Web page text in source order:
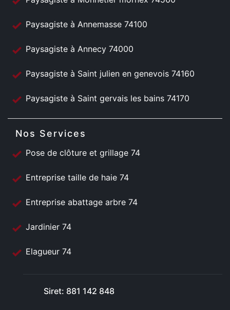
Paysagiste à Annemasse 74100
Paysagiste à Annecy 74000
Paysagiste à Saint julien en genevois 74160
Paysagiste à Saint gervais les bains 74170
Nos Services
Pose de clôture et grillage 74
Entreprise taille de haie 74
Entreprise abattage arbre 74
Jardinier 74
Elagueur 74
Siret: 881 142 848